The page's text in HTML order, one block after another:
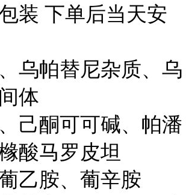
装 下单后当天安
乌帕替尼杂质、乌
体
己酮可可碱、帕潘
酸马罗皮坦
乙胺、葡辛胺